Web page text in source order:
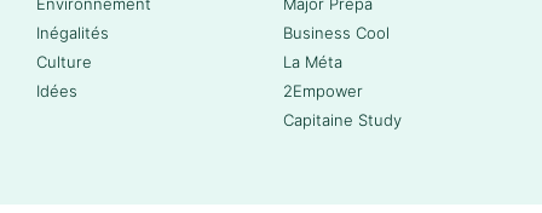
Inégalités
Culture
Idées
Business Cool
La Méta
2Empower
Capitaine Study